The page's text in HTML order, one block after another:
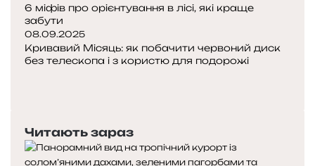
з
и
6 міфів про орієнтування в лісі, які краще
забути
08.09.2025
Кривавий Місяць: як побачити червоний диск
без телескопа і з користю для подорожі
р
е
д
т
у
п
Читають зараз